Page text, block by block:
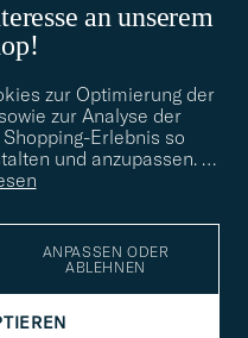
an unserem
zur Optimierung der
zur Analyse der
Erlebnis so
und anzupassen. …
ANPASSEN ODER
ABLEHNEN
Ihrem persönlichen Stil?
gerne weiter!